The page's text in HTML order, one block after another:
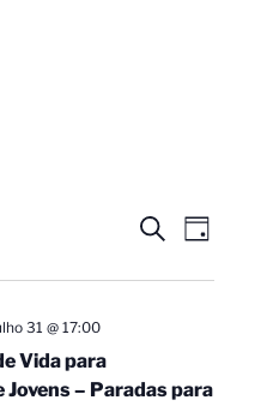
Pesquisa
de
Procurar
eventos
visual
Dia
31 @ 17:00
Vida para
– Paradas para